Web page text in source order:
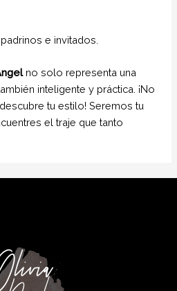
e invitados.
no solo representa una
inteligente y práctica. ¡No
tu estilo! Seremos tu
el traje que tanto